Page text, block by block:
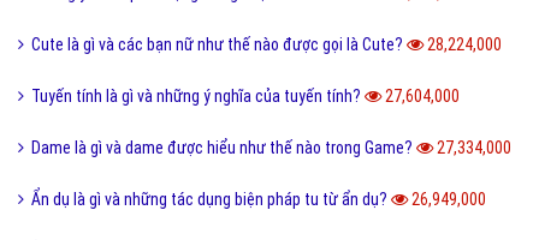
Cute là gì và các bạn nữ như thế nào được gọi là Cute? 28,224,000
Tuyến tính là gì và những ý nghĩa của tuyến tính? 27,604,000
Dame là gì và dame được hiểu như thế nào trong Game? 27,334,000
Ẩn dụ là gì và những tác dụng biện pháp tu từ ẩn dụ? 26,949,000